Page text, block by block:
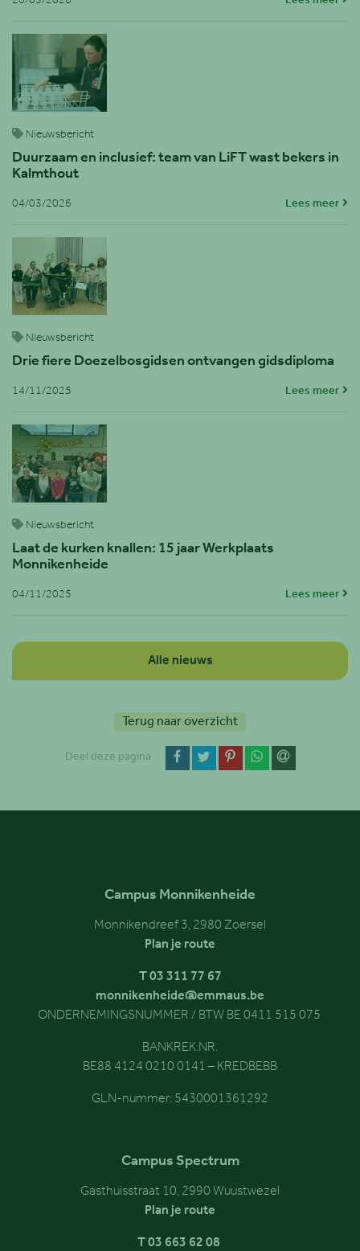
Nieuwsbericht
Duurzaam en inclusief: team van LiFT wast bekers in
Kalmthout
04/03/2026 Lees meer
Nieuwsbericht
Drie fiere Doezelbosgidsen ontvangen gidsdiploma
14/11/2025 Lees meer
Nieuwsbericht
Laat de kurken knallen: 15 jaar Werkplaats
Monnikenheide
04/11/2025 Lees meer
Alle nieuws
Terug naar overzicht
Deel deze pagina op Facebook
op Twitterop Pinterestop WhatsApp
Campus Monnikenheide
Monnikendreef 3, 2980 Zoersel
Plan je route
T 03 311 77 67
monnikenheide@emmaus.be
ONDERNEMINGSNUMMER / BTW BE 0411 515 075
BANKREK.NR.
BE88 4124 0210 0141 – KREDBEBB
GLN-nummer: 5430001361292
Campus Spectrum
Gasthuisstraat 10, 2990 Wuustwezel
Plan je route
T 03 663 62 08